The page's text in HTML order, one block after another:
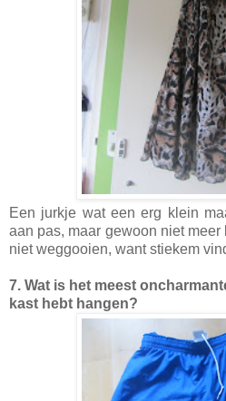
Een jurkje wat een erg klein
aan pas, maar gewoon niet
niet weggooien, want stiekem
7. Wat is het meest
kast hebt hangen?